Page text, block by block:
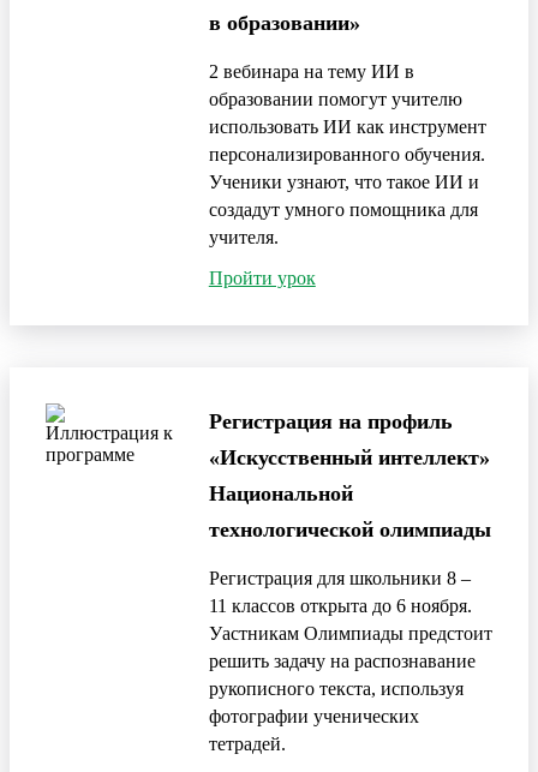
в образовании»
2 вебинара на тему ИИ в
образовании помогут учителю
использовать ИИ как инструмент
персонализированного обучения.
Ученики узнают, что такое ИИ и
создадут умного помощника для
учителя.
Пройти урок
Регистрация на профиль
«Искусственный интеллект»
Национальной
технологической олимпиады
Регистрация для школьники 8 –
11 классов открыта до 6 ноября.
Уастникам Олимпиады предстоит
решить задачу на распознавание
рукописного текста, используя
фотографии ученических
тетрадей.